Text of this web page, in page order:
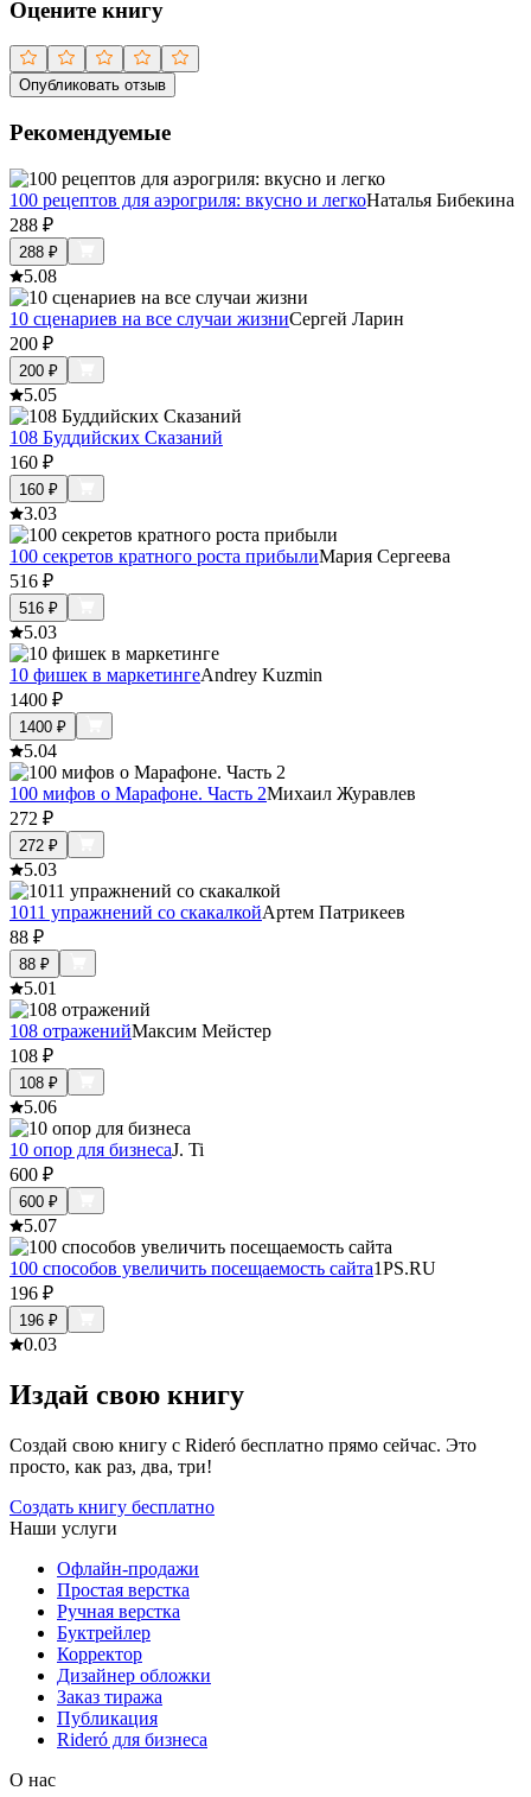
Оцените книгу
Опубликовать отзыв
Рекомендуемые
100 рецептов для аэрогриля: вкусно и легкоНаталья Бибекина
288 ₽
288 ₽
5.08
10 сценариев на все случаи жизниСергей Ларин
200 ₽
200 ₽
5.05
108 Буддийских Сказаний
160 ₽
160 ₽
3.03
100 секретов кратного роста прибылиМария Сергеева
516 ₽
516 ₽
5.03
10 фишек в маркетингеAndrey Kuzmin
1400 ₽
1400 ₽
5.04
100 мифов о Марафоне. Часть 2Михаил Журавлев
272 ₽
272 ₽
5.03
1011 упражнений со скакалкойАртем Патрикеев
88 ₽
88 ₽
5.01
108 отраженийМаксим Мейстер
108 ₽
108 ₽
5.06
10 опор для бизнесаJ. Ti
600 ₽
600 ₽
5.07
100 способов увеличить посещаемость сайта1PS.RU
196 ₽
196 ₽
0.03
Издай свою книгу
Создай свою книгу с Rideró бесплатно прямо сейчас. Это
просто, как раз, два, три!
Создать книгу бесплатно
Наши услуги
Офлайн-продажи
Простая верстка
Ручная верстка
Буктрейлер
Корректор
Дизайнер обложки
Заказ тиража
Публикация
Rideró для бизнеса
О нас